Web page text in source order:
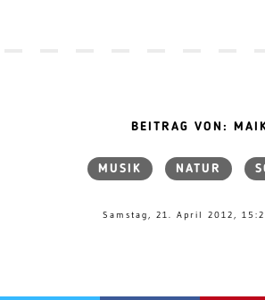
BEITRAG VON:
MUSIK NATUR
Samstag, 21. April 2012,